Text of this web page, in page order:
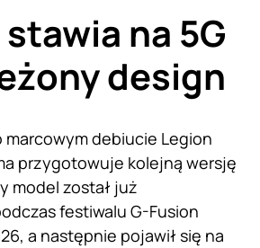
na 5G
design
marcowym debiucie Legion
przygotowuje kolejną wersję
model został już
festiwalu G-Fusion
a następnie pojawił się na